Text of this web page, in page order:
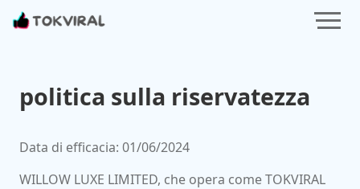
politica sulla riservatezza
Data di efficacia: 01/06/2024
WILLOW LUXE LIMITED, che opera come TOKVIRAL